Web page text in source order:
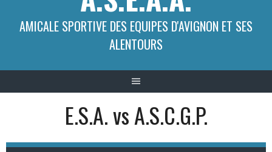
AMICALE SPORTIVE DES EQUIPES D'AVIGNON ET SES
ALENTOURS
E.S.A. vs A.S.C.G.P.